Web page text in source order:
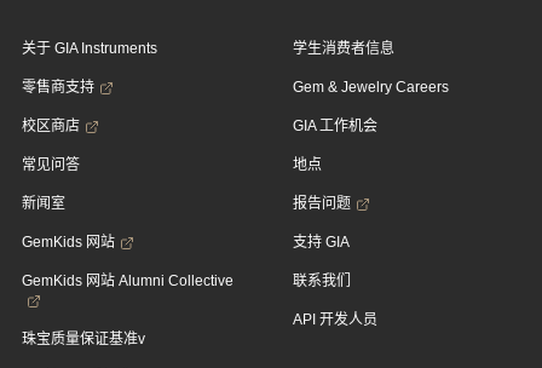
关于 GIA Instruments
零售商支持
校区商店
常见问答
新闻室
GemKids 网站
GemKids 网站 Alumni Collective
珠宝质量保证基准v
学生消费者信息
Gem & Jewelry Careers
GIA 工作机会
地点
报告问题
支持 GIA
联系我们
API 开发人员